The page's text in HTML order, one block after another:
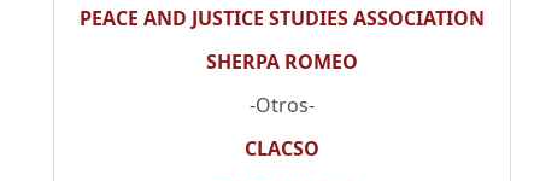
PEACE AND JUSTICE STUDIES ASSOCIATION
SHERPA ROMEO
-Otros-
CLACSO